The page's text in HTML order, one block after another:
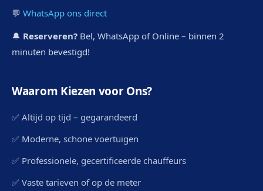
💬 WhatsApp ons direct
🔔 Reserveren? Bel, WhatsApp of Online – binnen 2
minuten bevestigd!
Waarom Kiezen voor Ons?
✅ Altijd op tijd – gegarandeerd
✅ Moderne, schone voertuigen
✅ Professionele, gecertificeerde chauffeurs
✅ Vaste tarieven of op de meter